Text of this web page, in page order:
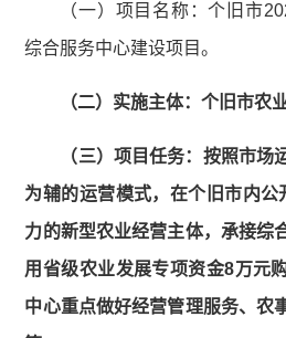
（一）项目名称：个旧市
综合服务中心建设项目。
（二）实施主体：个旧市农
（三）项目任务：按照市场
为辅的运营模式，在个旧市内
力的新型农业经营主体，承接综
用省级农业发展专项资金8万元
中心重点做好经营管理服务、农